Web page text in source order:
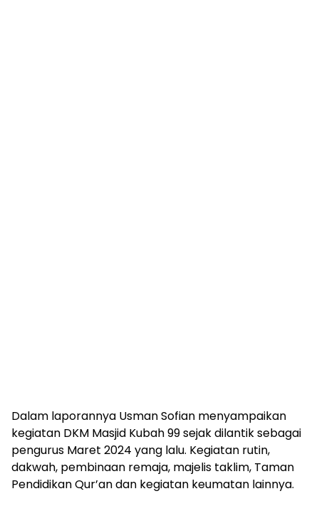
Dalam laporannya Usman Sofian menyampaikan
kegiatan DKM Masjid Kubah 99 sejak dilantik sebagai
pengurus Maret 2024 yang lalu. Kegiatan rutin,
dakwah, pembinaan remaja, majelis taklim, Taman
Pendidikan Qur’an dan kegiatan keumatan lainnya.